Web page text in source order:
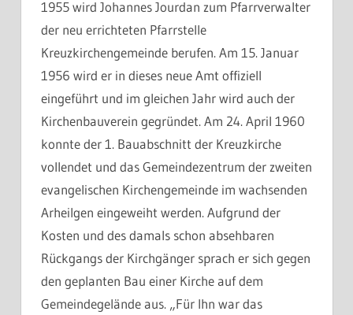
1955 wird Johannes Jourdan zum Pfarrverwalter
der neu errichteten Pfarrstelle
Kreuzkirchengemeinde berufen. Am 15. Januar
1956 wird er in dieses neue Amt offiziell
eingeführt und im gleichen Jahr wird auch der
Kirchenbauverein gegründet. Am 24. April 1960
konnte der 1. Bauabschnitt der Kreuzkirche
vollendet und das Gemeindezentrum der zweiten
evangelischen Kirchengemeinde im wachsenden
Arheilgen eingeweiht werden. Aufgrund der
Kosten und des damals schon absehbaren
Rückgangs der Kirchgänger sprach er sich gegen
den geplanten Bau einer Kirche auf dem
Gemeindegelände aus. „Für Ihn war das